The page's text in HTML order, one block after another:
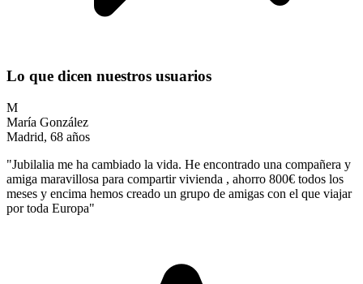
Lo que dicen nuestros usuarios
M
María González
Madrid, 68 años
"Jubilalia me ha cambiado la vida. He encontrado una compañera y
amiga maravillosa para compartir vivienda , ahorro 800€ todos los
meses y encima hemos creado un grupo de amigas con el que viajar
por toda Europa"